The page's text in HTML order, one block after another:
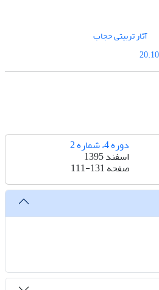
آثار تربیتی حجاب
دوره 4، شماره 2
اسفند 1395
صفحه111-131